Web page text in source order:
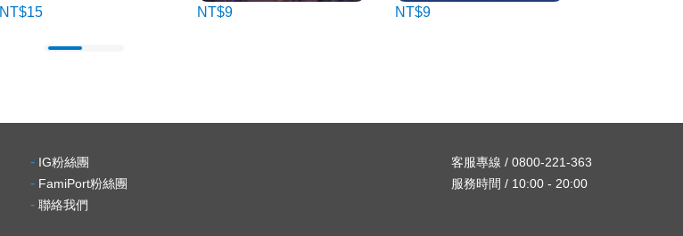
NT$15 NT$9 NT$9
- IG粉絲團
- FamiPort粉絲團
- 聯絡我們
客服專線 / 0800-221-363
服務時間 / 10:00 - 20:00